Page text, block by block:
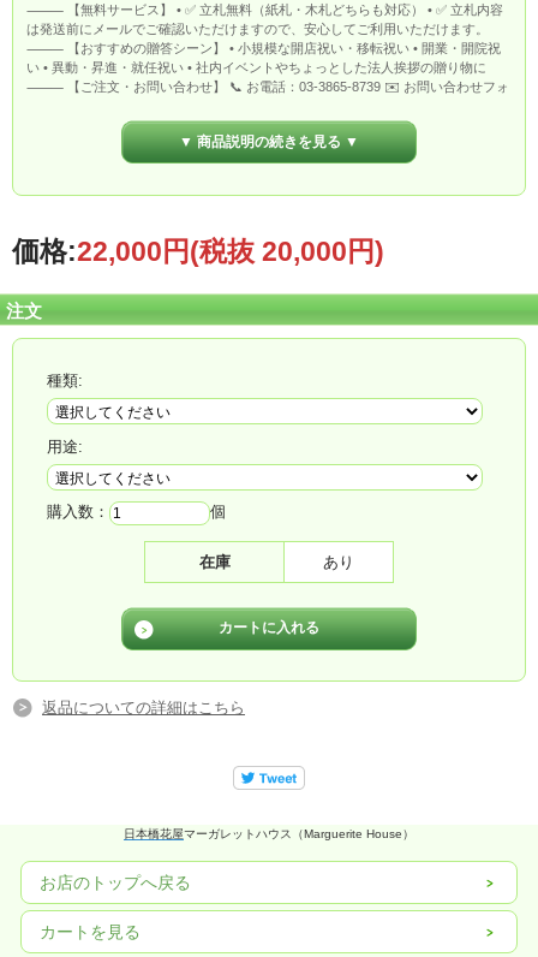
⸻ 【無料サービス】 • ✅ 立札無料（紙札・木札どちらも対応） • ✅ 立札内容
は発送前にメールでご確認いただけますので、安心してご利用いただけます。
⸻ 【おすすめの贈答シーン】 • 小規模な開店祝い・移転祝い • 開業・開院祝
い • 異動・昇進・就任祝い • 社内イベントやちょっとした法人挨拶の贈り物に
⸻ 【ご注文・お問い合わせ】 📞 お電話：03-3865-8739 ✉️ お問い合わせフォ
贈りたい」そんな法人のお客様の声に応えます。 まずはお気軽にご相談くださ
▼ 商品説明の続きを見る ▼
価格:22,000円(税抜 20,000円)
注文
種類:
用途:
購入数： 個
在庫 あり
返品についての詳細はこちら
日本橋花屋マーガレットハウス（Marguerite House）
お店のトップへ戻る
カートを見る